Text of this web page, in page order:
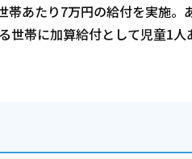
あたり7万円の給付を実施。
世帯に加算給付として児童1人